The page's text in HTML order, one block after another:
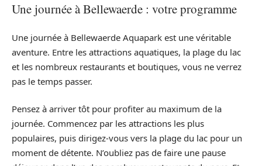
Une journée à Bellewaerde : votre programme
Une journée à Bellewaerde Aquapark est une véritable
aventure. Entre les attractions aquatiques, la plage du lac
et les nombreux restaurants et boutiques, vous ne verrez
pas le temps passer.
Pensez à arriver tôt pour profiter au maximum de la
journée. Commencez par les attractions les plus
populaires, puis dirigez-vous vers la plage du lac pour un
moment de détente. N’oubliez pas de faire une pause